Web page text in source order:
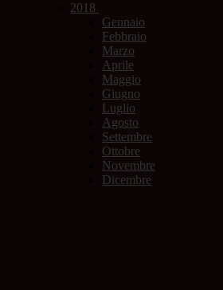
2018
Gennaio
Febbraio
Marzo
Aprile
Maggio
Giugno
Luglio
Agosto
Settembre
Ottobre
Novembre
Dicembre